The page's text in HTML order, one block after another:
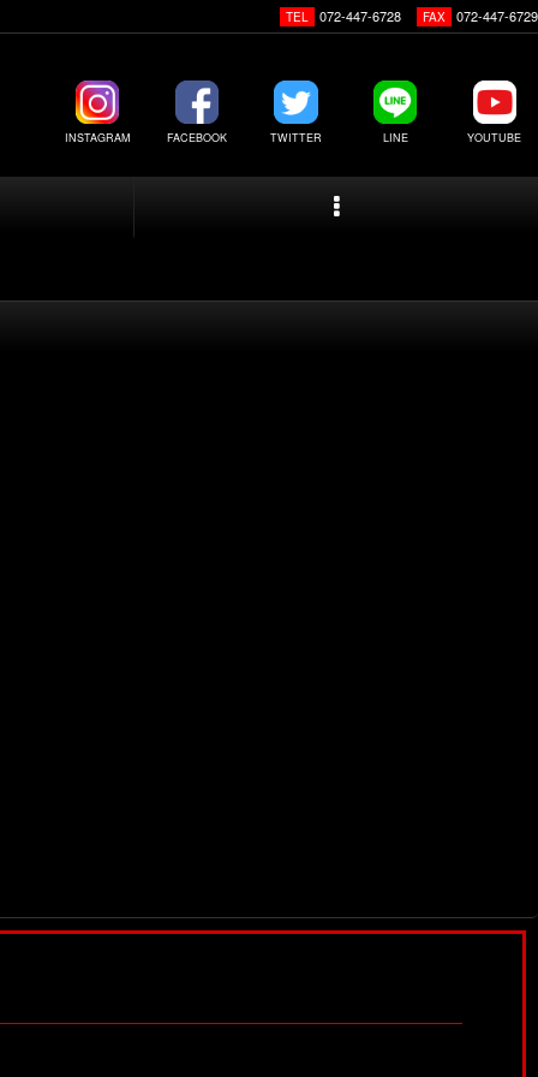
TEL 072-447-6728 FAX 072-447-6729
INSTAGRAM FACEBOOK TWITTER LINE YOUTUBE